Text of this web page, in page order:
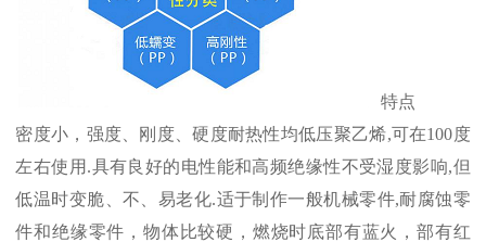
特点
密度小，强度、刚度、硬度耐热性均低压聚乙烯,可在100度
左右使用 .具有良好的电性能和高频绝缘性不受湿度影响,但
低温时变脆、不、易老化.适于制作一般机械零件,耐腐蚀零
件和绝缘零件，物体比较硬，燃烧时底部有蓝火，部有红